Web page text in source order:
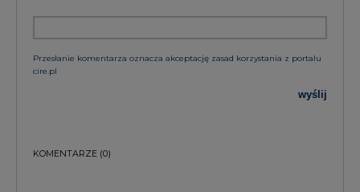
Przesłanie komentarza oznacza akceptację zasad korzystania z portalu
cire.pl
wyślij
KOMENTARZE (0)